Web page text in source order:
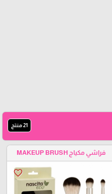
21 منتج
فراشي مكياج MAKEUP BRUSH
favorite_border